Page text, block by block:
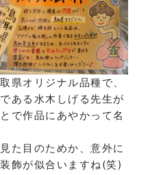
県オリジナル品種で、
ある水木しげる先生が
で作品にあやかって名
た目のためか、意外に
飾が似合いますね(笑)